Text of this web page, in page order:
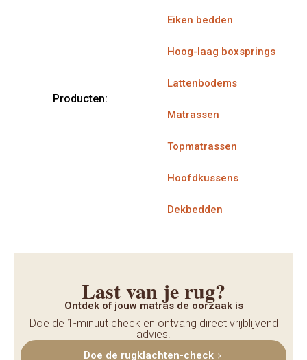
Producten:
Eiken bedden
Hoog-laag boxsprings
Lattenbodems
Matrassen
Topmatrassen
Hoofdkussens
Dekbedden
Last van je rug?
Ontdek of jouw matras de oorzaak is
Doe de 1-minuut check en ontvang direct vrijblijvend
advies.
Doe de rugklachten-check